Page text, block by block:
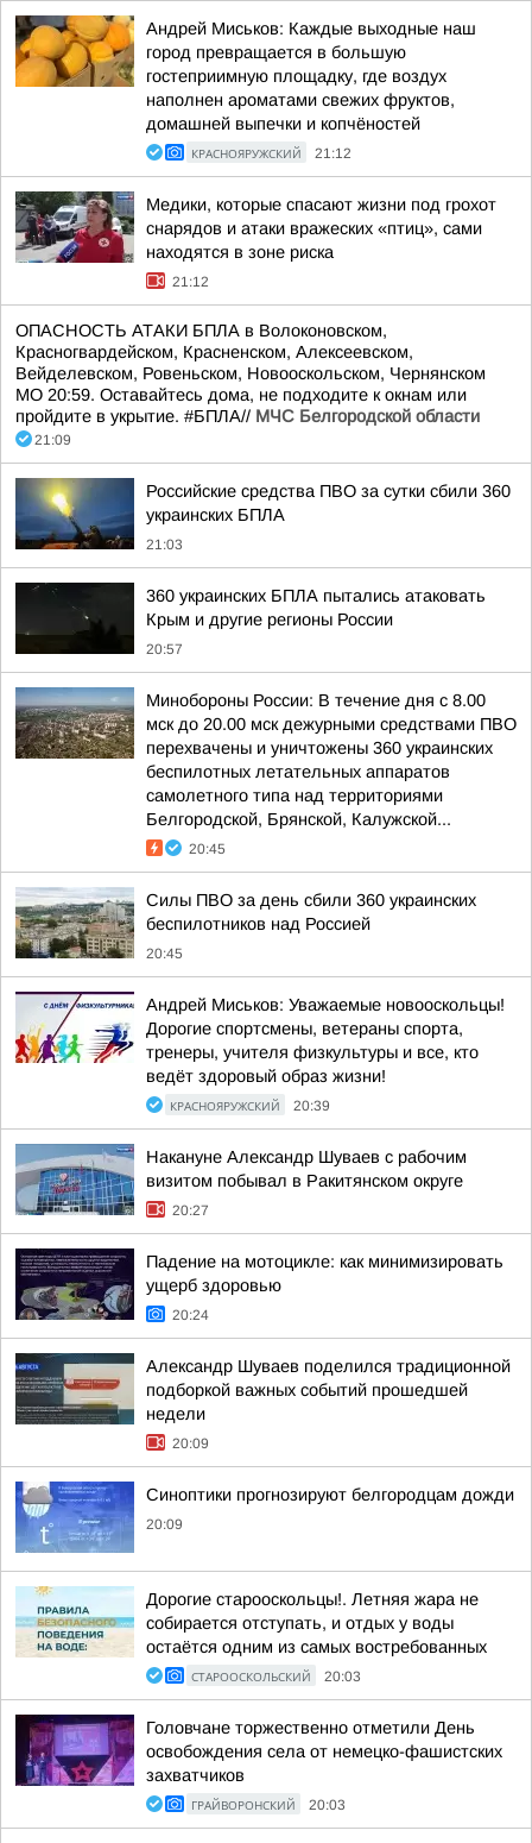
Андрей Миськов: Каждые выходные наш
город превращается в большую
гостеприимную площадку, где воздух
наполнен ароматами свежих фруктов,
домашней выпечки и копчёностей
КРАСНОЯРУЖСКИЙ 21:12
Медики, которые спасают жизни под грохот
снарядов и атаки вражеских «птиц», сами
находятся в зоне риска
21:12
ОПАСНОСТЬ АТАКИ БПЛА в Волоконовском,
Красногвардейском, Красненском, Алексеевском,
Вейделевском, Ровеньском, Новооскольском, Чернянском
МО 20:59. Оставайтесь дома, не подходите к окнам или
пройдите в укрытие. #БПЛА// МЧС Белгородской области
21:09
Российские средства ПВО за сутки сбили 360
украинских БПЛА
21:03
360 украинских БПЛА пытались атаковать
Крым и другие регионы России
20:57
Минобороны России: В течение дня с 8.00
мск до 20.00 мск дежурными средствами ПВО
перехвачены и уничтожены 360 украинских
беспилотных летательных аппаратов
самолетного типа над территориями
Белгородской, Брянской, Калужской...
20:45
Силы ПВО за день сбили 360 украинских
беспилотников над Россией
20:45
Андрей Миськов: Уважаемые новооскольцы!
Дорогие спортсмены, ветераны спорта,
тренеры, учителя физкультуры и все, кто
ведёт здоровый образ жизни!
КРАСНОЯРУЖСКИЙ 20:39
Накануне Александр Шуваев с рабочим
визитом побывал в Ракитянском округе
20:27
Падение на мотоцикле: как минимизировать
ущерб здоровью
20:24
Александр Шуваев поделился традиционной
подборкой важных событий прошедшей
недели
20:09
Синоптики прогнозируют белгородцам дожди
20:09
Дорогие старооскольцы!. Летняя жара не
собирается отступать, и отдых у воды
остаётся одним из самых востребованных
СТАРООСКОЛЬСКИЙ 20:03
Головчане торжественно отметили День
освобождения села от немецко-фашистских
захватчиков
ГРАЙВОРОНСКИЙ 20:03